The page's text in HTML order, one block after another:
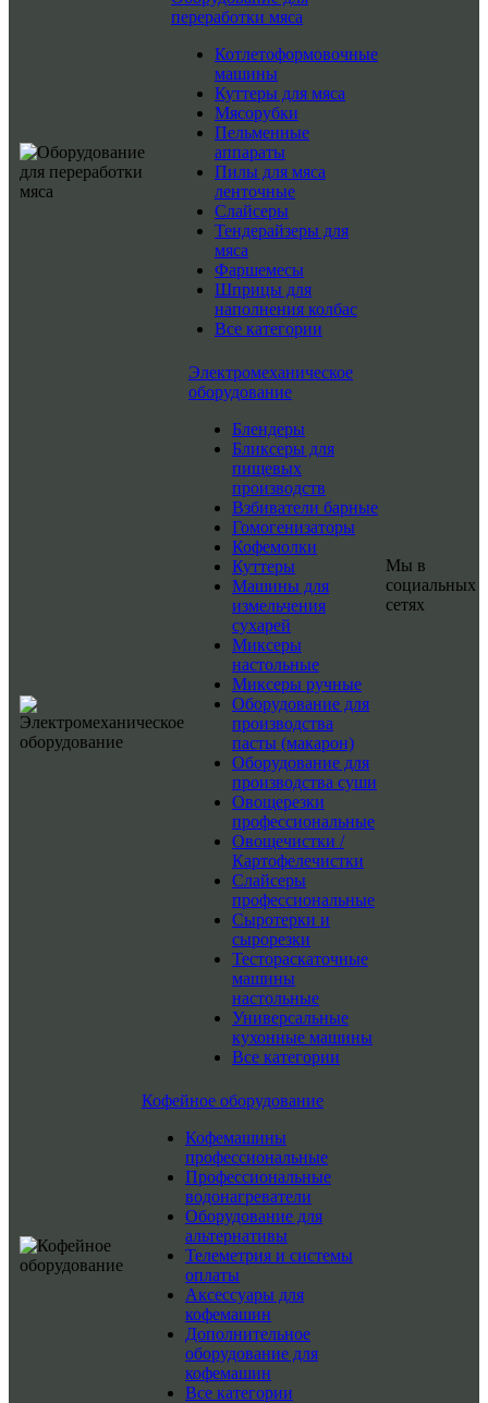
переработки мяса
Котлетоформовочные
машины
Куттеры для мяса
Мясорубки
Пельменные
аппараты
Пилы для мяса
ленточные
Слайсеры
Тендерайзеры для
мяса
Фаршемесы
Шприцы для
наполнения колбас
Все категории
Электромеханическое
оборудование
Блендеры
Бликсеры для
пищевых
производств
Взбиватели барные
Гомогенизаторы
Кофемолки
Куттеры
Машины для
измельчения
сухарей
Миксеры
настольные
Миксеры ручные
Оборудование для
производства
пасты (макарон)
Оборудование для
производства суши
Овощерезки
профессиональные
Овощечистки /
Картофелечистки
Слайсеры
профессиональные
Сыротерки и
сырорезки
Тестораскаточные
машины
настольные
Универсальные
кухонные машины
Все категории
Кофейное оборудование
Кофемашины
профессиональные
Профессиональные
водонагреватели
Оборудование для
альтернативы
Телеметрия и системы
оплаты
Аксессуары для
кофемашин
Дополнительное
оборудование для
кофемашин
Все категории
Мы в
социальных
сетях